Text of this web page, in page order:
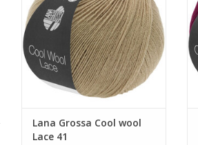
Lana Grossa Cool wool
Lace 41